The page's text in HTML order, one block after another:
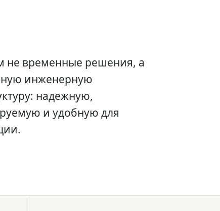
не временные решения, а
инженерную
надежную,
и удобную для